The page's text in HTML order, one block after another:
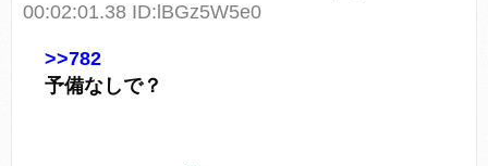
00:02:01.38 ID:lBGz5W5e0
>>782
予備なしで？